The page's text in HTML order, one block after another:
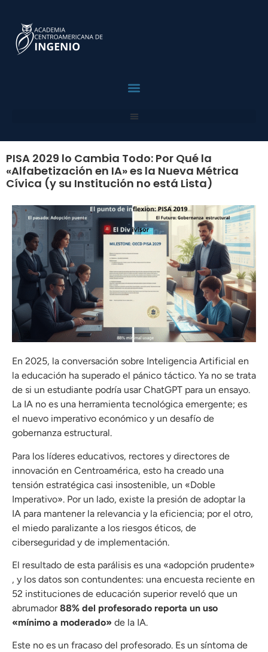
PISA 2029 lo Cambia Todo: Por Qué la
«Alfabetización en IA» es la Nueva Métrica
Cívica (y su Institución no está Lista)
En 2025, la conversación sobre Inteligencia Artificial en
la educación ha superado el pánico táctico. Ya no se trata
de si un estudiante podría usar ChatGPT para un ensayo.
La IA no es una herramienta tecnológica emergente; es
el nuevo imperativo económico y un desafío de
gobernanza estructural.
Para los líderes educativos, rectores y directores de
innovación en Centroamérica, esto ha creado una
tensión estratégica casi insostenible, un «Doble
Imperativo». Por un lado, existe la presión de adoptar la
IA para mantener la relevancia y la eficiencia; por el otro,
el miedo paralizante a los riesgos éticos, de
ciberseguridad y de implementación.
El resultado de esta parálisis es una «adopción prudente»
, y los datos son contundentes: una encuesta reciente en
52 instituciones de educación superior reveló que un
abrumador88% del profesorado reporta un uso
«mínimo a moderado» de la IA.
Este no es un fracaso del profesorado. Es un síntoma de